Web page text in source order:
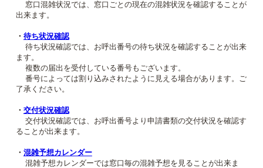
混雑予想カレンダー
窓口混雑状況では、窓口ごとの現在の混雑状況を確認することが
出来ます。
・ 待ち状況確認
待ち状況確認では、お呼出番号の待ち状況を確認することが出来
ます。
複数の届出を受付している番号もございます。
番号によっては割り込みされたように見える場合があります。ご
了承ください。
・ 交付状況確認
交付状況確認では、お呼出番号より申請書類の交付状況を確認す
ることが出来ます。
・ 混雑予想カレンダー
混雑予想カレンダーでは窓口毎の混雑予想を見ることが出来ま